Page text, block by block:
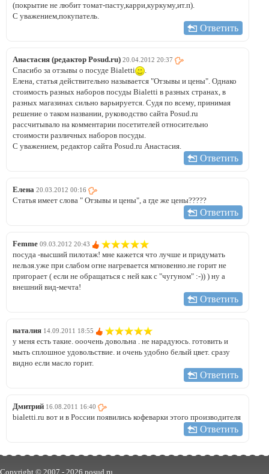
(покрытие не любит томат-пасту,карри,куркуму,ит.п).
С уважением,покупатель.
Ответить
Анастасия (редактор Posud.ru) 20.04.2012 20:37
Спасибо за отзывы о посуде Bialetti
.
Елена, статья действительно называется "Отзывы и цены". Однако
стоимость разных наборов посуды Bialetti в разных странах, в
разных магазинах сильно варьируется. Судя по всему, принимая
решение о таком названии, руководство сайта Posud.ru
рассчитывало на комментарии посетителей относительно
стоимости различных наборов посуды.
С уважением, редактор сайта Posud.ru Анастасия.
Ответить
Елена 20.03.2012 00:16
Статья имеет слова " Отзывы и цены", а где же цены?????
Ответить
Femme 09.03.2012 20:43
посуда -высший пилотаж! мне кажется что лучше и придумать
нельзя.уже при слабом огне нагревается мгновенно.не горит не
пригорает ( если не обращаться с ней как с "чугуном" :-)) ) ну а
внешний вид-мечта!
Ответить
наталия 14.09.2011 18:55
у меня есть такие. ооочень довольна . не нарадуюсь. готовить и
мыть сплошное удовольствие. и очень удобно белый цвет. сразу
видно если масло горит.
Ответить
Дмитрий 16.08.2011 16:40
bialetti.ru вот и в России появились кофеварки этого производителя
Ответить
Copyright © 2007 - 2026 posud.ru